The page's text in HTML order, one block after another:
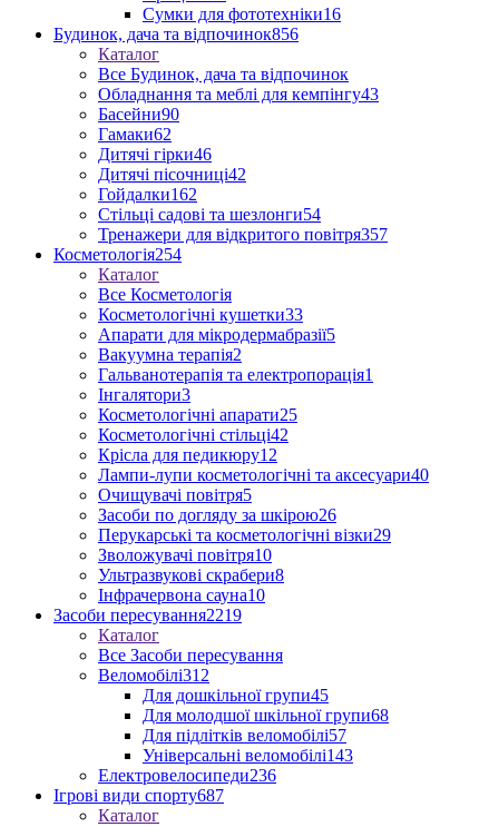
Сумки для фототехніки16
Будинок, дача та відпочинок856
Каталог
Все Будинок, дача та відпочинок
Обладнання та меблі для кемпінгу43
Басейни90
Гамаки62
Дитячі гірки46
Дитячі пісочниці42
Гойдалки162
Стільці садові та шезлонги54
Тренажери для відкритого повітря357
Косметологія254
Каталог
Все Косметологія
Косметологічні кушетки33
Апарати для мікродермабразії5
Вакуумна терапія2
Гальванотерапія та електропорація1
Інгалятори3
Косметологічні апарати25
Косметологічні стільці42
Крісла для педикюру12
Лампи-лупи косметологічні та аксесуари40
Очищувачі повітря5
Засоби по догляду за шкірою26
Перукарські та косметологічні візки29
Зволожувачі повітря10
Ультразвукові скрабери8
Інфрачервона сауна10
Засоби пересування2219
Каталог
Все Засоби пересування
Веломобілі312
Для дошкільної групи45
Для молодшої шкільної групи68
Для підлітків веломобілі57
Універсальні веломобілі143
Електровелосипеди236
Ігрові види спорту687
Каталог